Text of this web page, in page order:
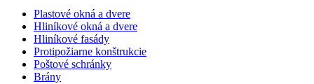
Plastové okná a dvere
Hliníkové okná a dvere
Hliníkové fasády
Protipožiarne konštrukcie
Poštové schránky
Brány